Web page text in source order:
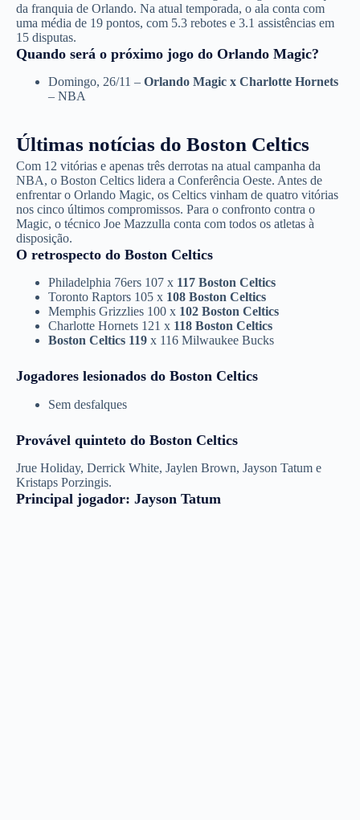
da franquia de Orlando. Na atual temporada, o ala conta com
uma média de 19 pontos, com 5.3 rebotes e 3.1 assistências em
15 disputas.
Quando será o próximo jogo do Orlando Magic?
Domingo, 26/11 – Orlando Magic x Charlotte Hornets
– NBA
Últimas notícias do Boston Celtics
Com 12 vitórias e apenas três derrotas na atual campanha da
NBA, o Boston Celtics lidera a Conferência Oeste. Antes de
enfrentar o Orlando Magic, os Celtics vinham de quatro vitórias
nos cinco últimos compromissos. Para o confronto contra o
Magic, o técnico Joe Mazzulla conta com todos os atletas à
disposição.
O retrospecto do Boston Celtics
Philadelphia 76ers 107 x 117 Boston Celtics
Toronto Raptors 105 x 108 Boston Celtics
Memphis Grizzlies 100 x 102 Boston Celtics
Charlotte Hornets 121 x 118 Boston Celtics
Boston Celtics 119 x 116 Milwaukee Bucks
Jogadores lesionados do Boston Celtics
Sem desfalques
Provável quinteto do Boston Celtics
Jrue Holiday, Derrick White, Jaylen Brown, Jayson Tatum e
Kristaps Porzingis.
Principal jogador: Jayson Tatum